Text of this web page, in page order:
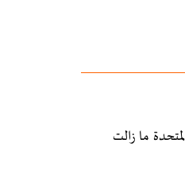
ما زالت